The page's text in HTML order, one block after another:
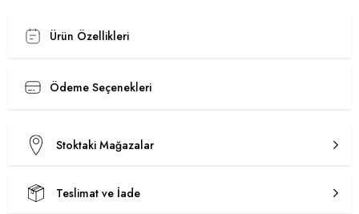
Ürün Özellikleri
Ödeme Seçenekleri
Stoktaki Mağazalar
Teslimat ve İade